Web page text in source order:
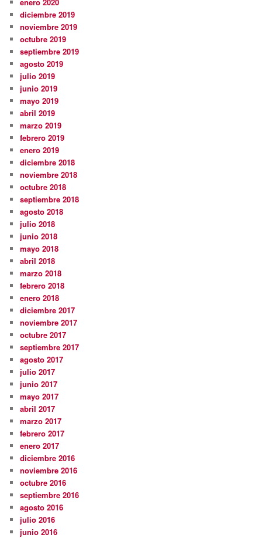
diciembre 2019
noviembre 2019
octubre 2019
septiembre 2019
agosto 2019
julio 2019
junio 2019
mayo 2019
abril 2019
marzo 2019
febrero 2019
enero 2019
diciembre 2018
noviembre 2018
octubre 2018
septiembre 2018
agosto 2018
julio 2018
junio 2018
mayo 2018
abril 2018
marzo 2018
febrero 2018
enero 2018
diciembre 2017
noviembre 2017
octubre 2017
septiembre 2017
agosto 2017
julio 2017
junio 2017
mayo 2017
abril 2017
marzo 2017
febrero 2017
enero 2017
diciembre 2016
noviembre 2016
octubre 2016
septiembre 2016
agosto 2016
julio 2016
junio 2016